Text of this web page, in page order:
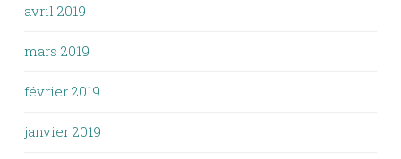
avril 2019
mars 2019
février 2019
janvier 2019